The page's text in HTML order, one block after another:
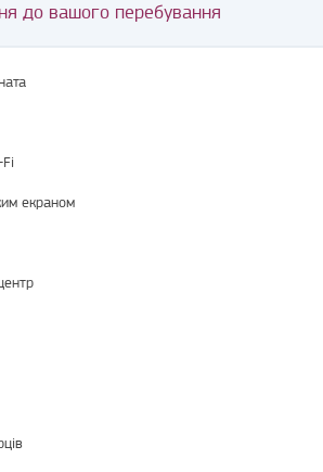
до вашого перебування
екраном